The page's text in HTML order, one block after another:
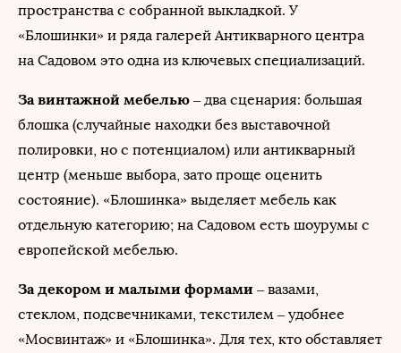
пространства с собранной выкладкой. У
«Блошинки» и ряда галерей Антикварного центра
на Садовом это одна из ключевых специализаций.
За винтажной мебелью – два сценария: большая
блошка (случайные находки без выставочной
полировки, но с потенциалом) или антикварный
центр (меньше выбора, зато проще оценить
состояние). «Блошинка» выделяет мебель как
отдельную категорию; на Садовом есть шоурумы с
европейской мебелью.
За декором и малыми формами – вазами,
стеклом, подсвечниками, текстилем – удобнее
«Мосвинтаж» и «Блошинка». Для тех, кто обставляет